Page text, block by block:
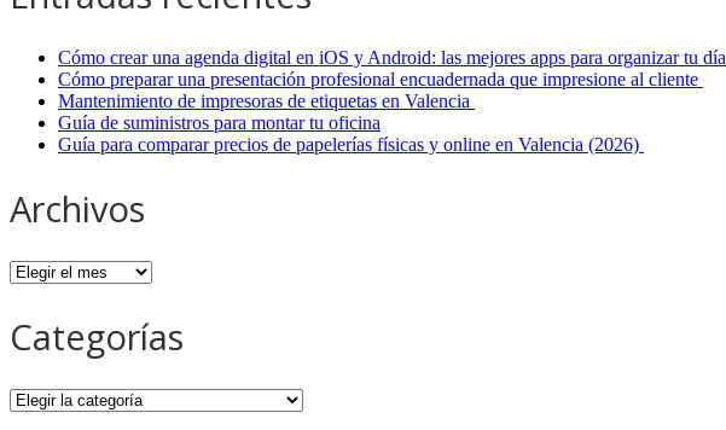
Cómo crear una agenda digital en iOS y Android: las mejores apps para organizar tu día
Cómo preparar una presentación profesional encuadernada que impresione al cliente
Mantenimiento de impresoras de etiquetas en Valencia
Guía de suministros para montar tu oficina
Guía para comparar precios de papelerías físicas y online en Valencia (2026)
Archivos
Archivos
Categorías
Categorías